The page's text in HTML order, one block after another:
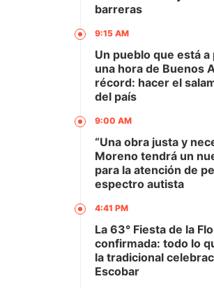
barreras
9:15 AM
Un pueblo que está a
una hora de Buenos
récord: hacer el
del país
9:00 AM
“Una obra justa y
Moreno tendrá un
para la atención de
espectro autista
4:41 PM
La 63° Fiesta de la
confirmada: todo lo
la tradicional
Escobar